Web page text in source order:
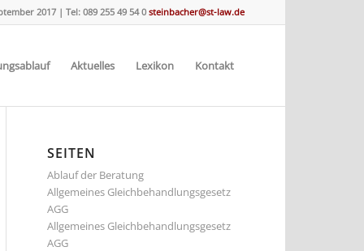
2017 | Tel: 089 255 49 54 0 steinbacher@st-law.de
Aktuelles Lexikon Kontakt
SEITEN
Ablauf der Beratung
Allgemeines Gleichbehandlungsgesetz
AGG
Allgemeines Gleichbehandlungsgesetz
AGG